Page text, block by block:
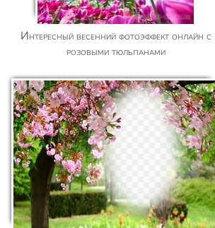
Интересный весенний фотоэффект онлайн с
розовыми тюльпанами